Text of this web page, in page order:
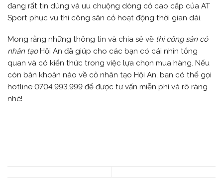
đang rất tin dùng và ưu chuộng dòng cỏ cao cấp của AT
Sport phục vụ thi công sân cỏ hoạt động thời gian dài.
Mong rằng những thông tin và chia sẻ về thi công sân cỏ
nhân tạoHội An đã giúp cho các bạn có cái nhìn tổng
quan và có kiến thức trong việc lựa chọn mua hàng. Nếu
còn băn khoăn nào về cỏ nhân tạo Hội An, bạn có thể gọi
hotline 0704.993.999 để được tư vấn miễn phí và rõ ràng
nhé!